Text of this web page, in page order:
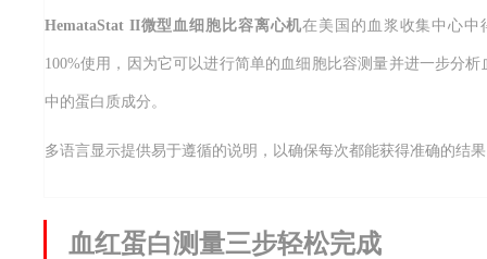
HemataStat II微型血细胞比容离心机在美国的血浆收集中心中
100%使用，因为它可以进行简单的血细胞比容测量并进一步分析
中的蛋白质成分。
多语言显示提供易于遵循的说明，以确保每次都能获得准确的结
血红蛋白测量三步轻松完成